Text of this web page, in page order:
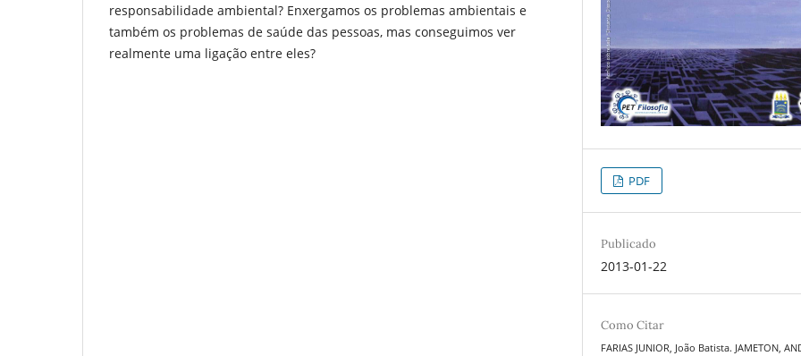
responsabilidade ambiental? Enxergamos os problemas ambientais e
também os problemas de saúde das pessoas, mas conseguimos ver
realmente uma ligação entre eles?
PDF
Publicado
2013-01-22
Como Citar
FARIAS JUNIOR, João Batista. JAMETON,